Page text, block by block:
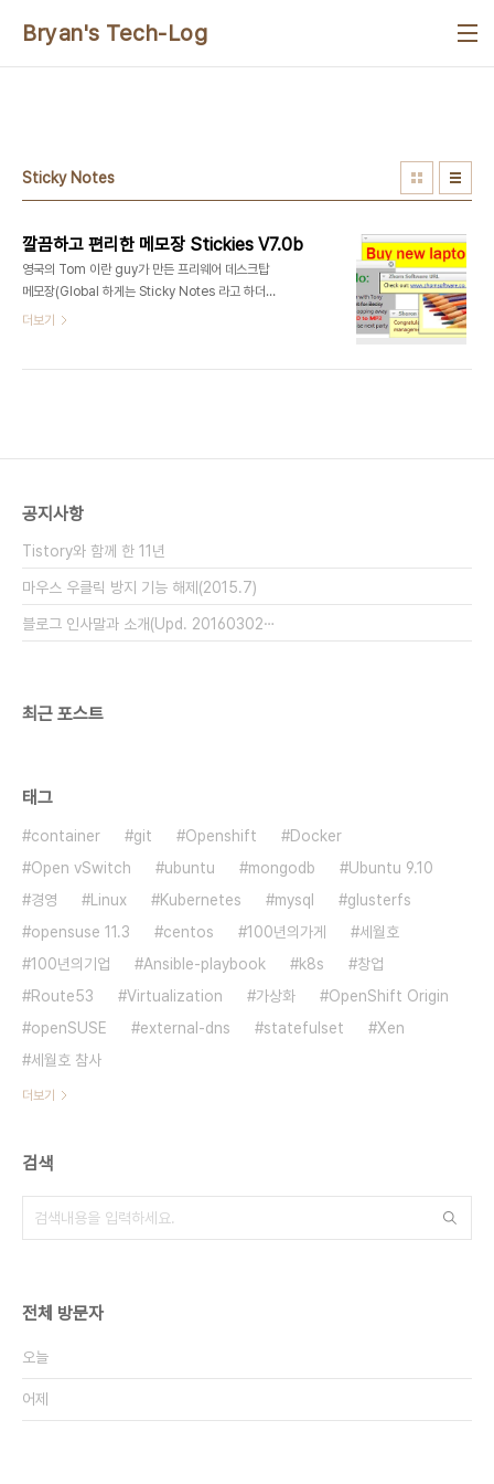
Bryan's Tech-Log
Sticky Notes
깔끔하고 편리한 메모장 Stickies V7.0b
영국의 Tom 이란 guy가 만든 프리웨어 데스크탑
메모장(Global 하게는 Sticky Notes 라고 하더
라). 어디 쓸만 한 거 없을까 하고 프리웨어 포럼이나
능하며, 입력 중 undo 기능, 주로 사용하는 폰트와
돋보이며..
더보기
공지사항
Tistory와 함께 한 11년
마우스 우클릭 방지 기능 해제(2015.7)
블로그 인사말과 소개(Upd. 20160302⋯
최근 포스트
태그
container git Openshift
Docker
Open vSwitch
ubuntu mongodb
Ubuntu 9.10
경영
Linux Kubernetes mysql
glusterfs
opensuse 11.3
centos 100년의가게
세월호
100년의기업
Ansible-playbook k8s
창업
Route53
Virtualization 가상화
OpenShift Origin
openSUSE
external-dns statefulset
Xen
세월호 참사
더보기
검색
전체 방문자
오늘
어제